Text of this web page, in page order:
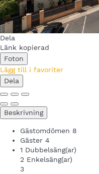
Dela
Länk kopierad
Foton
Lägg till i favoriter
Dela
Beskrivning
Gästomdömen 8
Gäster 4
1 Dubbelsäng(ar)
2 Enkelsäng(ar)
3